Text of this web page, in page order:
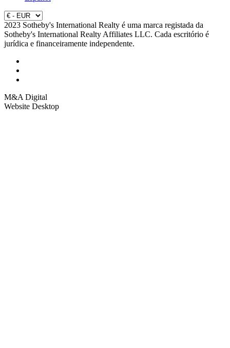
2023 Sotheby's International Realty é uma marca registada da
Sotheby's International Realty Affiliates LLC. Cada escritório é
jurídica e financeiramente independente.
M&A Digital
Website Desktop